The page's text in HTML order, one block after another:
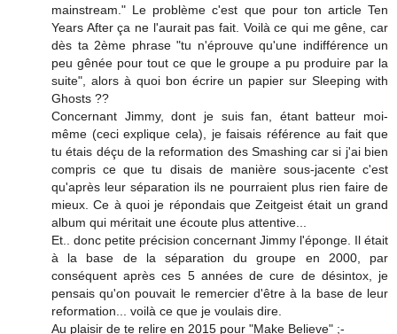
mainstream." Le problème c'est que pour ton article Ten
Years After ça ne l'aurait pas fait. Voilà ce qui me gêne, car
dès ta 2ème phrase "tu n'éprouve qu'une indifférence un
peu gênée pour tout ce que le groupe a pu produire par la
suite", alors à quoi bon écrire un papier sur Sleeping with
Ghosts ??
Concernant Jimmy, dont je suis fan, étant batteur moi-
même (ceci explique cela), je faisais référence au fait que
tu étais déçu de la reformation des Smashing car si j'ai bien
compris ce que tu disais de manière sous-jacente c'est
qu'après leur séparation ils ne pourraient plus rien faire de
mieux. Ce à quoi je répondais que Zeitgeist était un grand
album qui méritait une écoute plus attentive...
Et.. donc petite précision concernant Jimmy l'éponge. Il était
à la base de la séparation du groupe en 2000, par
conséquent après ces 5 années de cure de désintox, je
pensais qu'on pouvait le remercier d'être à la base de leur
reformation... voilà ce que je voulais dire.
Au plaisir de te relire en 2015 pour "Make Believe" ;-